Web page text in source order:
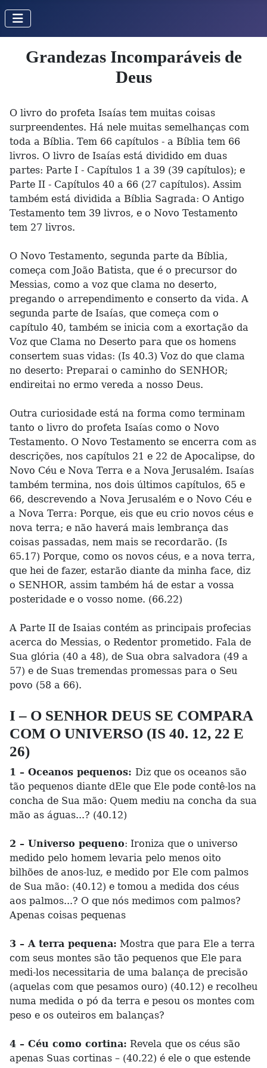
Grandezas Incomparáveis de
Deus
O livro do profeta Isaías tem muitas coisas
surpreendentes. Há nele muitas semelhanças com
toda a Bíblia. Tem 66 capítulos - a Bíblia tem 66
livros. O livro de Isaías está dividido em duas
partes: Parte I - Capítulos 1 a 39 (39 capítulos); e
Parte II - Capítulos 40 a 66 (27 capítulos). Assim
também está dividida a Bíblia Sagrada: O Antigo
Testamento tem 39 livros, e o Novo Testamento
tem 27 livros.
O Novo Testamento, segunda parte da Bíblia,
começa com João Batista, que é o precursor do
Messias, como a voz que clama no deserto,
pregando o arrependimento e conserto da vida. A
segunda parte de Isaías, que começa com o
capítulo 40, também se inicia com a exortação da
Voz que Clama no Deserto para que os homens
consertem suas vidas: (Is 40.3) Voz do que clama
no deserto: Preparai o caminho do SENHOR;
endireitai no ermo vereda a nosso Deus.
Outra curiosidade está na forma como terminam
tanto o livro do profeta Isaías como o Novo
Testamento. O Novo Testamento se encerra com as
descrições, nos capítulos 21 e 22 de Apocalipse, do
Novo Céu e Nova Terra e a Nova Jerusalém. Isaías
também termina, nos dois últimos capítulos, 65 e
66, descrevendo a Nova Jerusalém e o Novo Céu e
a Nova Terra: Porque, eis que eu crio novos céus e
nova terra; e não haverá mais lembrança das
coisas passadas, nem mais se recordarão. (Is
65.17) Porque, como os novos céus, e a nova terra,
que hei de fazer, estarão diante da minha face, diz
o SENHOR, assim também há de estar a vossa
posteridade e o vosso nome. (66.22)
A Parte II de Isaias contém as principais profecias
acerca do Messias, o Redentor prometido. Fala de
Sua glória (40 a 48), de Sua obra salvadora (49 a
57) e de Suas tremendas promessas para o Seu
povo (58 a 66).
I – O SENHOR DEUS SE COMPARA
COM O UNIVERSO (IS 40. 12, 22 E
26)
1 – Oceanos pequenos: Diz que os oceanos são
tão pequenos diante dEle que Ele pode contê-los na
concha de Sua mão: Quem mediu na concha da sua
mão as águas...? (40.12)
2 – Universo pequeno: Ironiza que o universo
medido pelo homem levaria pelo menos oito
bilhões de anos-luz, e medido por Ele com palmos
de Sua mão: (40.12) e tomou a medida dos céus
aos palmos...? O que nós medimos com palmos?
Apenas coisas pequenas
3 – A terra pequena: Mostra que para Ele a terra
com seus montes são tão pequenos que Ele para
medi-los necessitaria de uma balança de precisão
(aquelas com que pesamos ouro) (40.12) e recolheu
numa medida o pó da terra e pesou os montes com
peso e os outeiros em balanças?
4 – Céu como cortina: Revela que os céus são
apenas Suas cortinas – (40.22) é ele o que estende